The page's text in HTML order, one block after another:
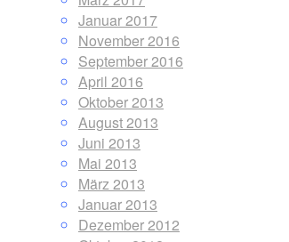
Januar 2017
November 2016
September 2016
April 2016
Oktober 2013
August 2013
Juni 2013
Mai 2013
März 2013
Januar 2013
Dezember 2012